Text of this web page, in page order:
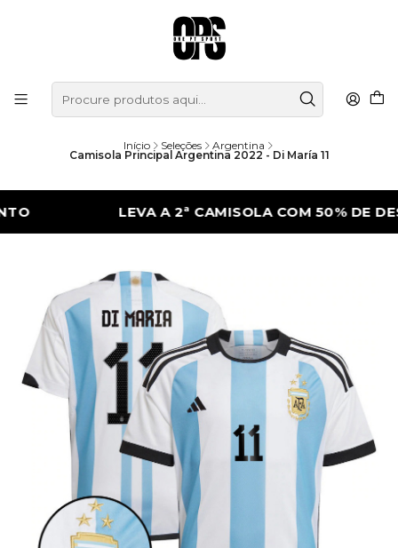
Início Seleções Argentina
Camisola Principal Argentina 2022 - Di María 11
LEVA A 2ª CAMISOLA COM 50% DE